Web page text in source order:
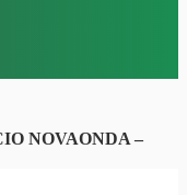
NOVAONDA –